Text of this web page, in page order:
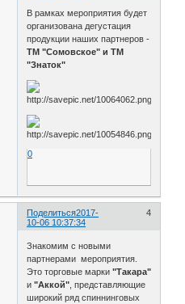
В рамках мероприятия будет
организована дегустация
продукции наших партнеров -
ТМ "Сомовское" и ТМ
"Знаток"
0
Поделиться 4
2017-
10-06 10:37:34
Знакомим с новыми
партнерами мероприятия.
Это торговые марки"Такара"
и"Аккой", представляющие
широкий ряд спиннинговых